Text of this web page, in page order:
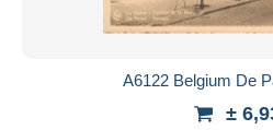
A6122 Belgium De
±